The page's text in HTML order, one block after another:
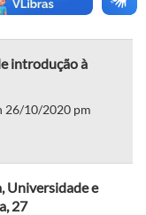
introdução à
26/10/2020 pm
Universidade e
27